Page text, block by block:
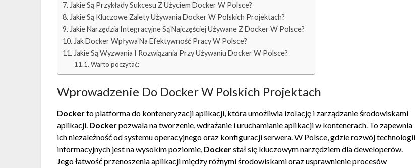
Jakie Są Przykłady Sukcesu Z Użyciem Docker W Polsce?
Jakie Są Kluczowe Zalety Używania Docker W Polskich Projektach?
Jakie Narzędzia Integracyjne Są Najczęściej Używane Z Docker W Polsce?
Jak Docker Wpływa Na Efektywność Pracy W Polsce?
Jakie Są Wyzwania I Rozwiązania Przy Używaniu Docker W Polsce?
Warto poczytać:
Wprowadzenie Do Docker W Polskich Projektach
Dockerto platforma do konteneryzacji aplikacji, która umożliwia izolację i zarządzanie środowiskami
aplikacji. Dockerpozwala na tworzenie, wdrażanie i uruchamianie aplikacji w kontenerach. To zapewnia
ich niezależność od systemu operacyjnego oraz konfiguracji serwera. W Polsce, gdzie rozwój technologii
informacyjnych jest na wysokim poziomie, Dockerstał się kluczowym narzędziem dla deweloperów.
Jego łatwość przenoszenia aplikacji między różnymi środowiskami oraz usprawnienie procesów